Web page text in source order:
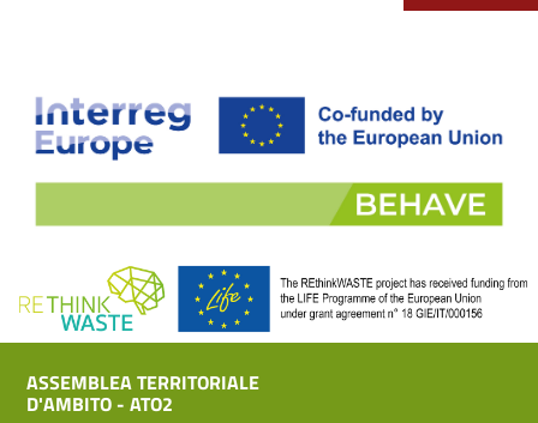
ASSEMBLEA TERRITORIALE
D'AMBITO - ATO2